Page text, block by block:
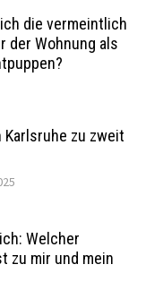
die vermeintlich
der Wohnung als
zu zweit
Welcher
zu mir und mein